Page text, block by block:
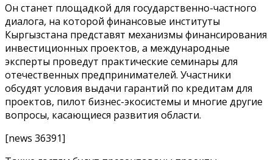
Он станет площадкой для государственно-частного
диалога, на которой финансовые институты
Кыргызстана представят механизмы финансирования
инвестиционных проектов, а международные
эксперты проведут практические семинары для
отечественных предпринимателей. Участники
обсудят условия выдачи гарантий по кредитам для
проектов, пилот бизнес-экосистемы и многие другие
вопросы, касающиеся развития области.
[news 36391]